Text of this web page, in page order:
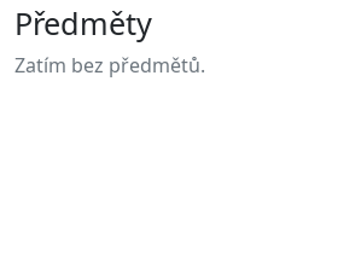
Předměty
Zatím bez předmětů.